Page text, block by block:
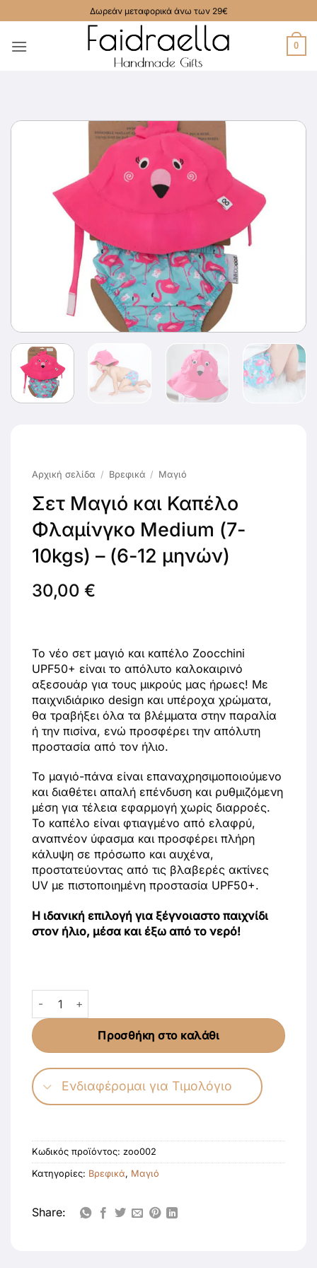
στο
περιεχόμενο
Δωρεάν μεταφορικά άνω των 29€
0
Αρχική σελίδα / Βρεφικά / Μαγιό
Σετ Μαγιό και Καπέλο
Φλαμίνγκο Medium (7-
10kgs) – (6-12 μηνών)
30,00 €
Το νέο σετ μαγιό και καπέλο Zoocchini
UPF50+ είναι το απόλυτο καλοκαιρινό
αξεσουάρ για τους μικρούς μας ήρωες! Με
παιχνιδιάρικο design και υπέροχα χρώματα,
θα τραβήξει όλα τα βλέμματα στην παραλία
ή την πισίνα, ενώ προσφέρει την απόλυτη
προστασία από τον ήλιο.
Το μαγιό-πάνα είναι επαναχρησιμοποιούμενο
και διαθέτει απαλή επένδυση και ρυθμιζόμενη
μέση για τέλεια εφαρμογή χωρίς διαρροές.
Το καπέλο είναι φτιαγμένο από ελαφρύ,
αναπνέον ύφασμα και προσφέρει πλήρη
κάλυψη σε πρόσωπο και αυχένα,
προστατεύοντας από τις βλαβερές ακτίνες
UV με πιστοποιημένη προστασία UPF50+.
Η ιδανική επιλογή για ξέγνοιαστο παιχνίδι
στον ήλιο, μέσα και έξω από το νερό!
Σετ Μαγιό και Καπέλο Φλαμίνγκο Medium (7-10kgs) -
Προσθήκη στο καλάθι
Ενδιαφέρομαι για Τιμολόγιο
Κωδικός προϊόντος: zoo002
Κατηγορίες: Βρεφικά, Μαγιό
Share: